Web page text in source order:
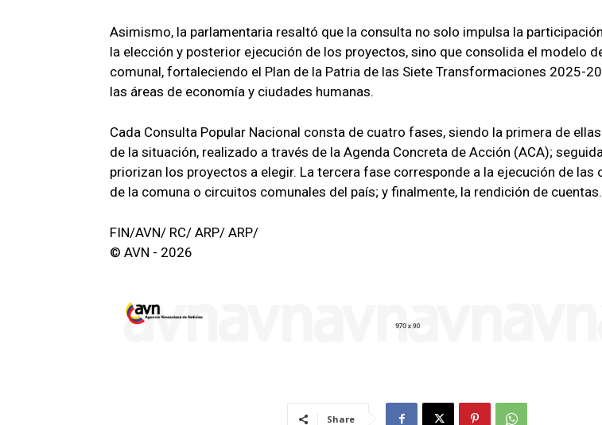
Asimismo, la parlamentaria resaltó que la consulta no solo impulsa la
la elección y posterior ejecución de los proyectos, sino que consolida el modelo
comunal, fortaleciendo el Plan de la Patria de las Siete Transformaciones 2025-
las áreas de economía y ciudades humanas.
Cada Consulta Popular Nacional consta de cuatro fases, siendo la primera de
de la situación, realizado a través de la Agenda Concreta de Acción (ACA);
priorizan los proyectos a elegir. La tercera fase corresponde a la ejecución de las
de la comuna o circuitos comunales del país; y finalmente, la rendición de cuentas.
FIN/AVN/ RC/ ARP/ ARP/
© AVN - 2026
Share